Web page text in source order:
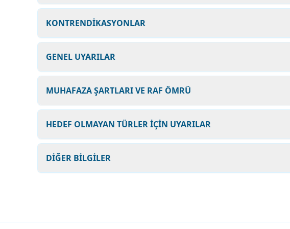
KONTRENDİKASYONLAR
GENEL UYARILAR
MUHAFAZA ŞARTLARI VE RAF ÖMRÜ
HEDEF OLMAYAN TÜRLER İÇİN UYARILAR
DİĞER BİLGİLER